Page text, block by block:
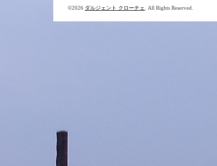
©2026 ダルジェント クローチェ . All Rights Reserved.